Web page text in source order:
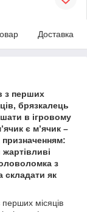
Доставка
з перших
брязкалець
в ігровому
є м’ячик –
з
складати як
місяців